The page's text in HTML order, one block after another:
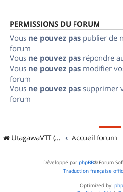
PERMISSIONS DU FORUM
Vous ne pouvez pas publier de
forum
Vous ne pouvez pas répondre
Vous ne pouvez pas modifier
forum
Vous ne pouvez pas supprimer
forum
UtagawaVTT (Randos VTT et VTTAE avec traces GPS) Accueil forum
Développé par phpBB® Forum
Traduction française
Optimized by: